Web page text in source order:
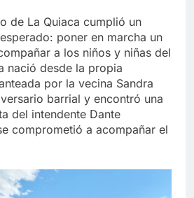
de La Quiaca cumplió un
poner en marcha un
a los niños y niñas del
nació desde la propia
por la vecina Sandra
barrial y encontró una
del intendente Dante
comprometió a acompañar el